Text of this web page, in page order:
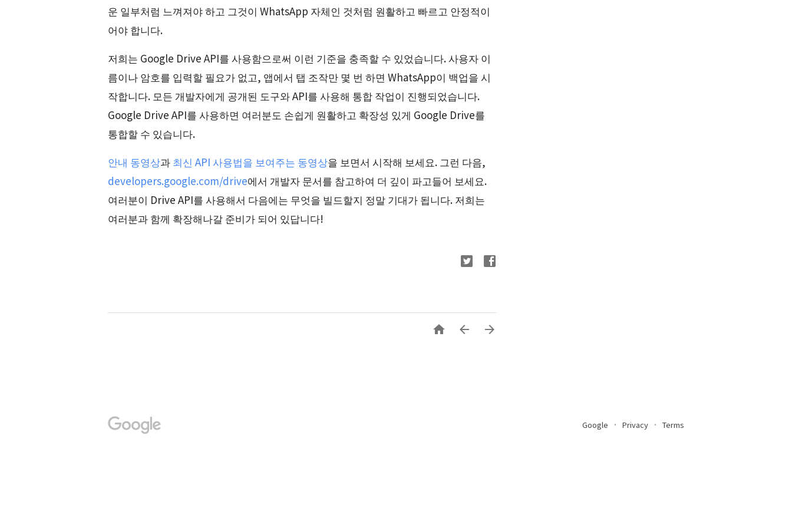
운 일부처럼 느껴져야 하고 그것이 WhatsApp 자체인 것처럼 원활하고 빠르고 안정적이
어야 합니다.
저희는 Google Drive API를 사용함으로써 이런 기준을 충족할 수 있었습니다. 사용자 이
름이나 암호를 입력할 필요가 없고, 앱에서 탭 조작만 몇 번 하면 WhatsApp이 백업을 시
작합니다. 모든 개발자에게 공개된 도구와 API를 사용해 통합 작업이 진행되었습니다.
Google Drive API를 사용하면 여러분도 손쉽게 원활하고 확장성 있게 Google Drive를
통합할 수 있습니다.
안내 동영상과 최신 API 사용법을 보여주는 동영상을 보면서 시작해 보세요. 그런 다음,
developers.google.com/drive에서 개발자 문서를 참고하여 더 깊이 파고들어 보세요.
여러분이 Drive API를 사용해서 다음에는 무엇을 빌드할지 정말 기대가 됩니다. 저희는
여러분과 함께 확장해나갈 준비가 되어 있답니다!
  
Google Privacy Terms